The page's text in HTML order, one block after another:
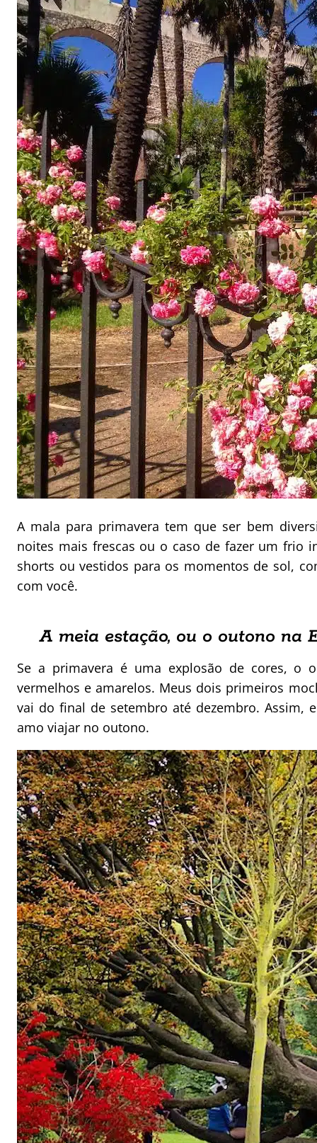
A mala para primavera tem que ser bem
noites mais frescas ou o caso de fazer um frio
shorts ou vestidos para os momentos de sol,
com você.
A meia estação, ou o outono na
Se a primavera é uma explosão de cores, o
vermelhos e amarelos. Meus dois primeiros
vai do final de setembro até dezembro. Assim,
amo viajar no outono.